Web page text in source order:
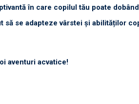
în care copilul tău poate
se adapteze vârstei și abilităților
aventuri acvatice!